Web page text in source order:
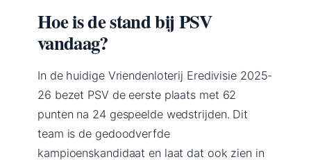
Hoe is de stand bij PSV
vandaag?
In de huidige Vriendenloterij Eredivisie 2025-
26 bezet PSV de eerste plaats met 62
punten na 24 gespeelde wedstrijden. Dit
team is de gedoodverfde
kampioenskandidaat en laat dat ook zien in